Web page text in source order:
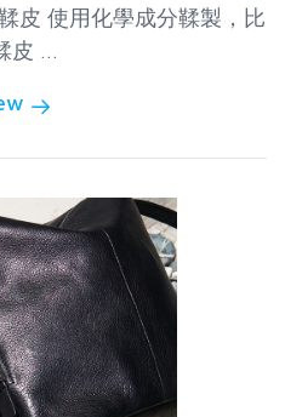
皮 使用化學成分鞣製，比
皮 ...